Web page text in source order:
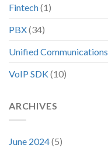
Fintech(1)
PBX(34)
Unified Communications
VoIP SDK(10)
ARCHIVES
June 2024(5)